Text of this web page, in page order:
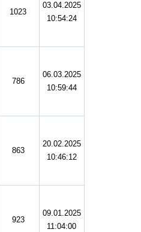
1023
03.04.2025
10:54:24
786
06.03.2025
10:59:44
863
20.02.2025
10:46:12
923
09.01.2025
11:04:00